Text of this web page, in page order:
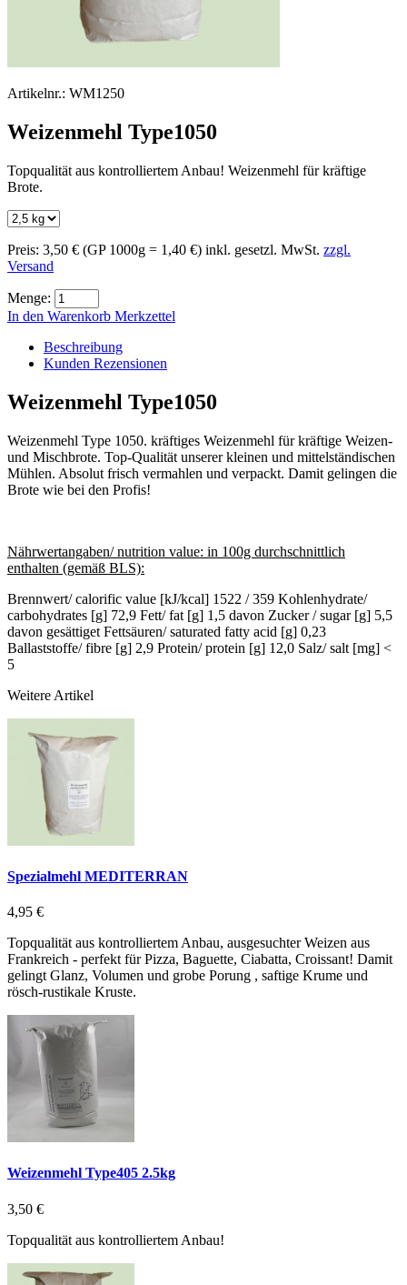
Artikelnr.: WM1250
Weizenmehl Type1050
Topqualität aus kontrolliertem Anbau! Weizenmehl für kräftige
Brote.
Preis: 3,50 € (GP 1000g = 1,40 €) inkl. gesetzl. MwSt. zzgl.
Versand
Menge:
In den Warenkorb Merkzettel
Beschreibung
Kunden Rezensionen
Weizenmehl Type1050
Weizenmehl Type 1050. kräftiges Weizenmehl für kräftige Weizen-
und Mischbrote. Top-Qualität unserer kleinen und mittelständischen
Mühlen. Absolut frisch vermahlen und verpackt. Damit gelingen die
Brote wie bei den Profis!
Nährwertangaben/ nutrition value: in 100g durchschnittlich
enthalten (gemäß BLS):
Brennwert/ calorific value [kJ/kcal] 1522 / 359 Kohlenhydrate/
carbohydrates [g] 72,9 Fett/ fat [g] 1,5 davon Zucker / sugar [g] 5,5
davon gesättiget Fettsäuren/ saturated fatty acid [g] 0,23
Ballaststoffe/ fibre [g] 2,9 Protein/ protein [g] 12,0 Salz/ salt [mg] <
5
Weitere Artikel
Spezialmehl MEDITERRAN
4,95 €
Topqualität aus kontrolliertem Anbau, ausgesuchter Weizen aus
Frankreich - perfekt für Pizza, Baguette, Ciabatta, Croissant! Damit
gelingt Glanz, Volumen und grobe Porung , saftige Krume und
rösch-rustikale Kruste.
Weizenmehl Type405 2.5kg
3,50 €
Topqualität aus kontrolliertem Anbau!